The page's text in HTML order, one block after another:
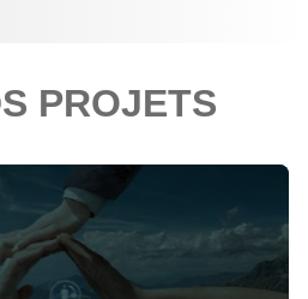
PROJETS